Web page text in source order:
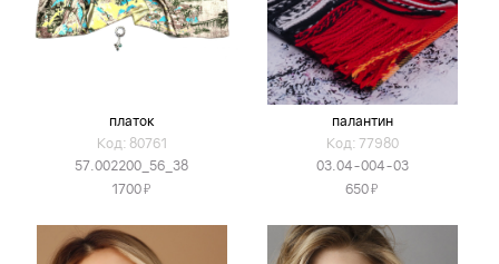
платок
Код: 80761
57.002200_56_38
1700Я
палантин
Код: 77980
03.04-004-03
650Я